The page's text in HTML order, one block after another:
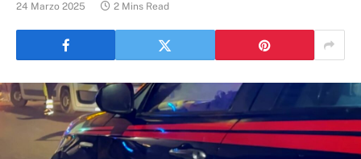
24 Marzo 2025 2 Mins Read